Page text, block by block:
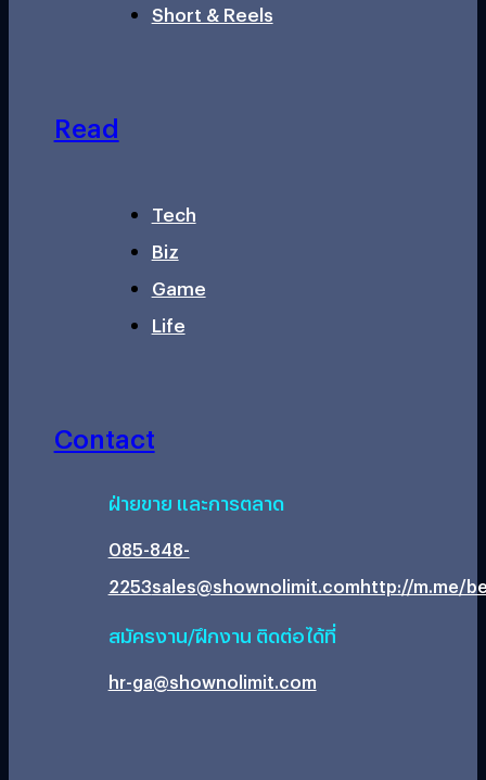
Short & Reels
Read
Tech
Biz
Game
Life
Contact
ฝ่ายขาย และการตลาด
085-848-
2253sales@shownolimit.comhttp://m.me/
สมัครงาน/ฝึกงาน ติดต่อได้ที่
hr-ga@shownolimit.com